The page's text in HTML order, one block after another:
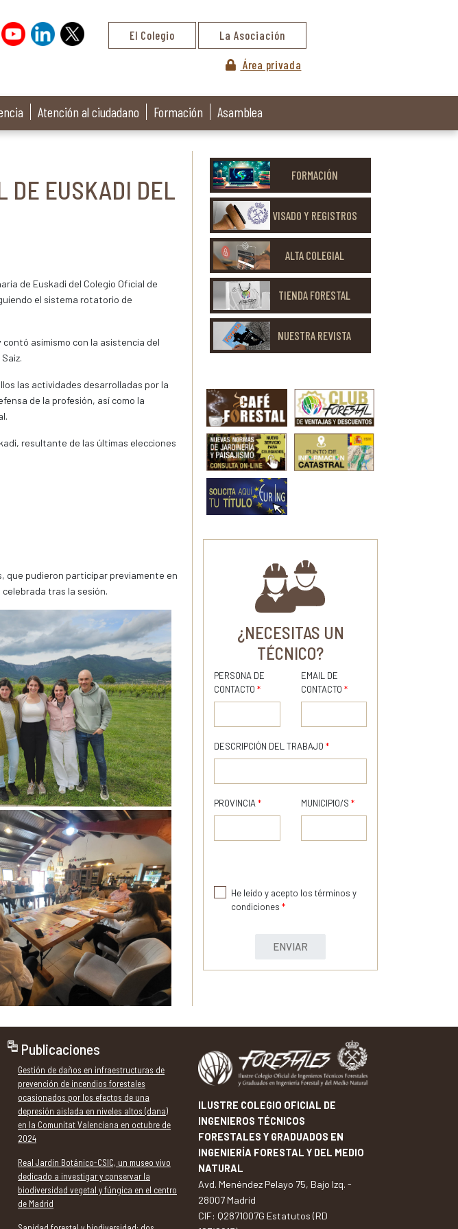
El Colegio La Asociación
Área privada
Atención al ciudadano Formación Asamblea
DE EUSKADI DEL
de Euskadi del Colegio Oficial de
el sistema rotatorio de
asimismo con la asistencia del
las actividades desarrolladas por la
de la profesión, así como la
resultante de las últimas elecciones
que pudieron participar previamente en
tras la sesión.
FORMACIÓN
VISADO Y REGISTROS
ALTA COLEGIAL
TIENDA FORESTAL
NUESTRA REVISTA
¿NECESITAS UN
TÉCNICO?
PERSONA DE
CONTACTO *
EMAIL DE
CONTACTO *
DESCRIPCIÓN DEL TRABAJO *
PROVINCIA * MUNICIPIO/S *
He leído y acepto los términos y
condiciones *
ENVIAR
Publicaciones
Gestión de daños en infraestructuras de
prevención de incendios forestales
ocasionados por los efectos de una
depresión aislada en niveles altos (dana)
en la Comunitat Valenciana en octubre de
2024
Real Jardín Botánico-CSIC, un museo vivo
dedicado a investigar y conservar la
biodiversidad vegetal y fúngica en el centro
de Madrid
ILUSTRE COLEGIO OFICIAL DE
INGENIEROS TÉCNICOS
FORESTALES Y GRADUADOS EN
INGENIERÍA FORESTAL Y DEL MEDIO
NATURAL
Avd. Menéndez Pelayo 75, Bajo Izq. -
28007 Madrid
CIF: Q2871007G Estatutos (RD